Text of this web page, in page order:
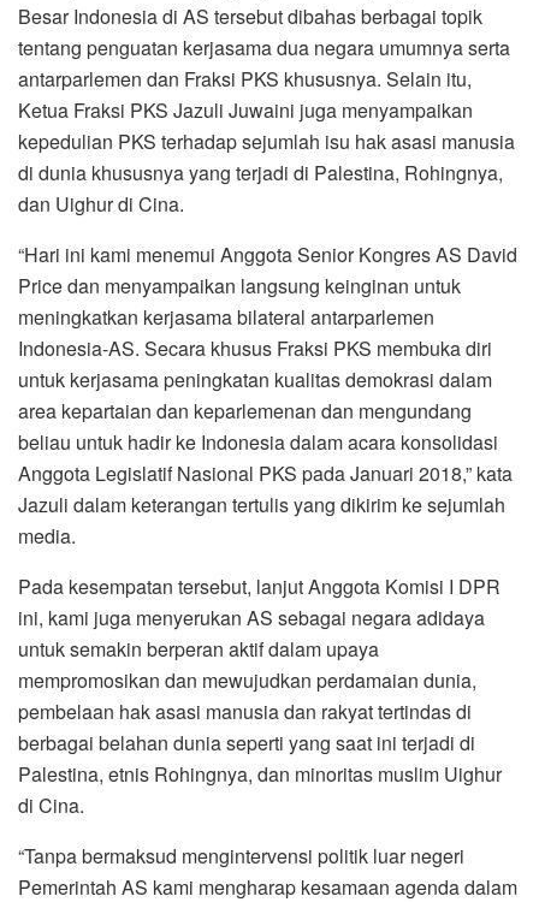
Besar Indonesia di AS tersebut dibahas berbagai topik
tentang penguatan kerjasama dua negara umumnya serta
antarparlemen dan Fraksi PKS khususnya. Selain itu,
Ketua Fraksi PKS Jazuli Juwaini juga menyampaikan
kepedulian PKS terhadap sejumlah isu hak asasi manusia
di dunia khususnya yang terjadi di Palestina, Rohingnya,
dan Uighur di Cina.
“Hari ini kami menemui Anggota Senior Kongres AS David
Price dan menyampaikan langsung keinginan untuk
meningkatkan kerjasama bilateral antarparlemen
Indonesia-AS. Secara khusus Fraksi PKS membuka diri
untuk kerjasama peningkatan kualitas demokrasi dalam
area kepartaian dan keparlemenan dan mengundang
beliau untuk hadir ke Indonesia dalam acara konsolidasi
Anggota Legislatif Nasional PKS pada Januari 2018,” kata
Jazuli dalam keterangan tertulis yang dikirim ke sejumlah
media.
Pada kesempatan tersebut, lanjut Anggota Komisi I DPR
ini, kami juga menyerukan AS sebagai negara adidaya
untuk semakin berperan aktif dalam upaya
mempromosikan dan mewujudkan perdamaian dunia,
pembelaan hak asasi manusia dan rakyat tertindas di
berbagai belahan dunia seperti yang saat ini terjadi di
Palestina, etnis Rohingnya, dan minoritas muslim Uighur
di Cina.
“Tanpa bermaksud mengintervensi politik luar negeri
Pemerintah AS kami mengharap kesamaan agenda dalam